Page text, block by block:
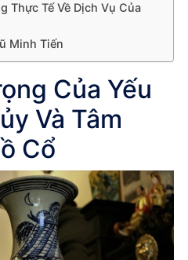
Thực Tế Về Dịch Vụ Của
Minh Tiến
Của Yếu
Và Tâm
Cổ